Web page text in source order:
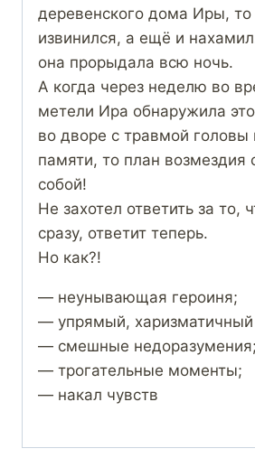
деревенского дома Иры, то
извинился, а ещё и
она прорыдала всю ночь.
А когда через неделю во
метели Ира обнаружила
во дворе с травмой головы
памяти, то план возмездия
собой!
Не захотел ответить за то,
сразу, ответит теперь.
Но как?!
— неунывающая героиня;
— упрямый, харизматичный
— смешные недоразумения;
— трогательные моменты;
— накал чувств